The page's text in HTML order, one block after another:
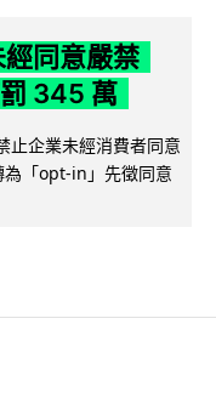
同意嚴禁
345 萬
止企業未經消費者同意
「opt-in」先徵同意